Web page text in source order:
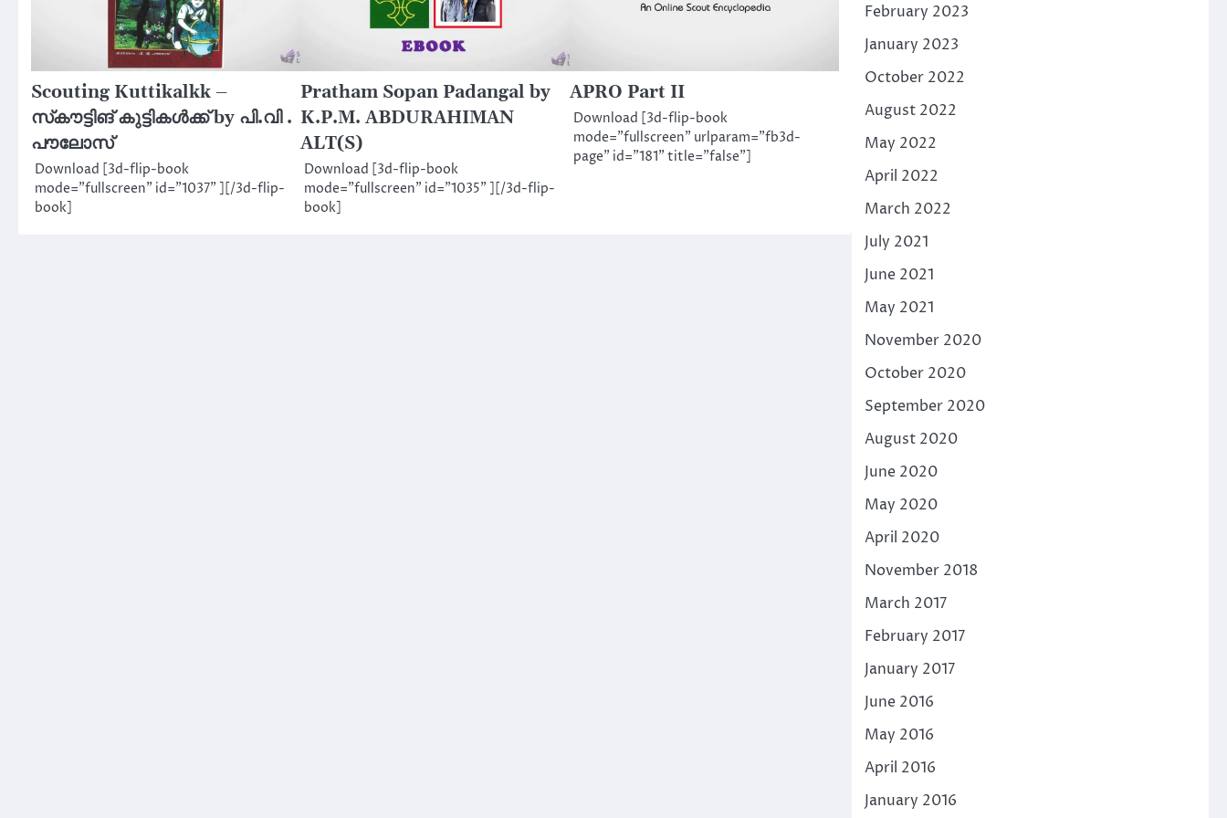
Scouting Kuttikalkk –
സ്‌കൗട്ടിങ് കുട്ടികൾക്ക് by പി.വി .
പൗലോസ്
Download [3d-flip-book
mode="fullscreen" id="1037" ][/3d-flip-
book]
Pratham Sopan Padangal by
K.P.M. ABDURAHIMAN
ALT(S)
Download [3d-flip-book
mode="fullscreen" id="1035" ][/3d-flip-
book]
APRO Part II
Download [3d-flip-book
mode="fullscreen" urlparam="fb3d-
page" id="181" title="false"]
February 2023
January 2023
October 2022
August 2022
May 2022
April 2022
March 2022
July 2021
June 2021
May 2021
November 2020
October 2020
September 2020
August 2020
June 2020
May 2020
April 2020
November 2018
March 2017
February 2017
January 2017
June 2016
May 2016
April 2016
January 2016